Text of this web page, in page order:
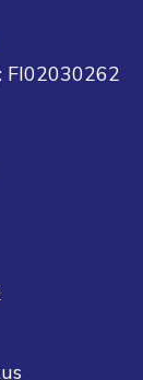
FI02030262